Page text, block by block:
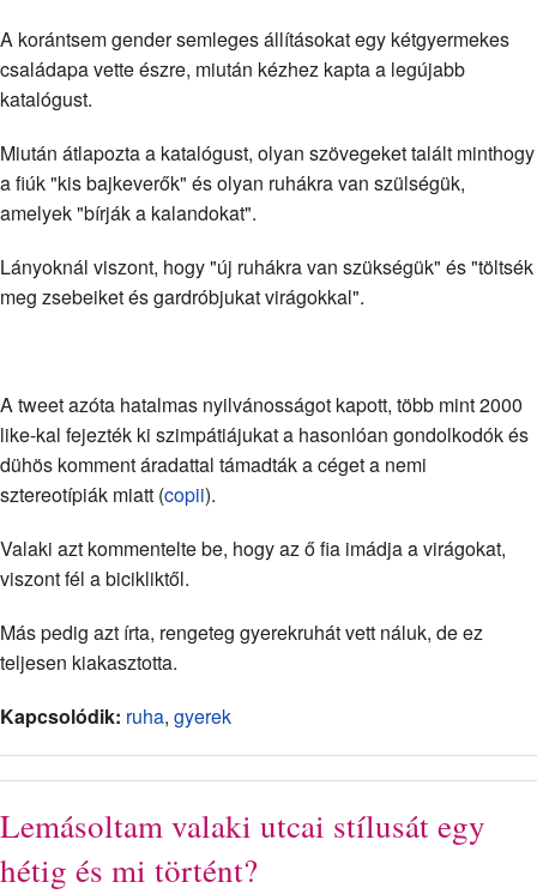
A korántsem gender semleges állításokat egy kétgyermekes
családapa vette észre, miután kézhez kapta a legújabb
katalógust.
Miután átlapozta a katalógust, olyan szövegeket talált minthogy
a fiúk "kis bajkeverők" és olyan ruhákra van szülségük,
amelyek "bírják a kalandokat".
Lányoknál viszont, hogy "új ruhákra van szükségük" és "töltsék
meg zsebeiket és gardróbjukat virágokkal".
A tweet azóta hatalmas nyilvánosságot kapott, több mint 2000
like-kal fejezték ki szimpátiájukat a hasonlóan gondolkodók és
dühös komment áradattal támadták a céget a nemi
sztereotípiák miatt (copii).
Valaki azt kommentelte be, hogy az ő fia imádja a virágokat,
viszont fél a bicikliktől.
Más pedig azt írta, rengeteg gyerekruhát vett náluk, de ez
teljesen kiakasztotta.
Kapcsolódik: ruha, gyerek
Lemásoltam valaki utcai stílusát egy
hétig és mi történt?